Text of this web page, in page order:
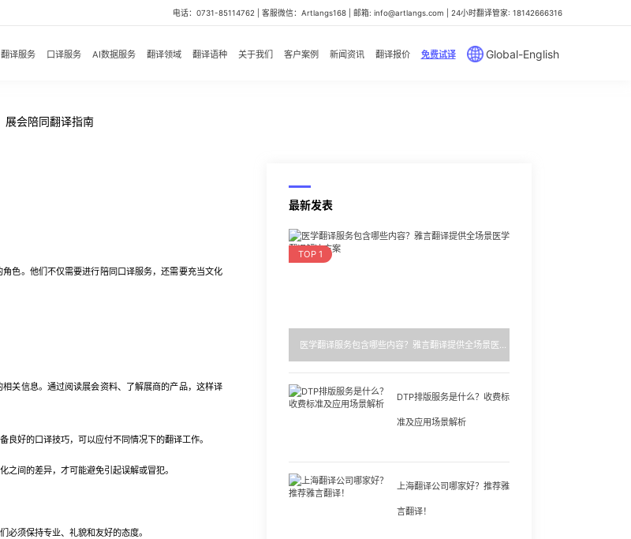
电话：0731-85114762 | 客服微信：Artlangs168 | 邮箱: info@artlangs.com | 24小时翻译管家: 18142666316
翻译服务 口译服务 AI数据服务 翻译领域 翻译语种 关于我们 客户案例 新闻资讯 翻译报价 免费试译 Global-English
展会陪同翻译指南
色。他们不仅需要进行陪同口译服务，还需要充当文化
关信息。通过阅读展会资料、了解展商的产品，这样译
好的口译技巧，可以应付不同情况下的翻译工作。
间的差异，才可能避免引起误解或冒犯。
须保持专业、礼貌和友好的态度。
最新发表
TOP 1
医学翻译服务包含哪些内容？雅言翻译提供全场景医学翻译解决方案
DTP排版服务是什么？收费标
准及应用场景解析
上海翻译公司哪家好？推荐雅
言翻译！